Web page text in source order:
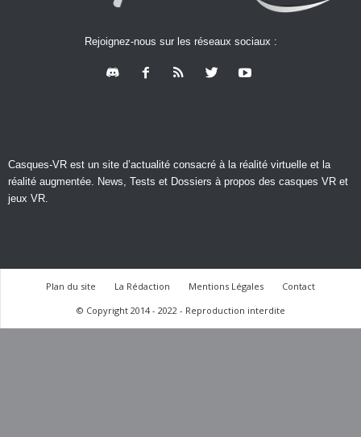
Rejoignez-nous sur les réseaux sociaux :
Casques-VR est un site d’actualité consacré à la réalité virtuelle et la
réalité augmentée. News, Tests et Dossiers à propos des casques VR et
jeux VR.
Plan du site La Rédaction Mentions Légales
Contact
© Copyright 2014 - 2022 - Reproduction interdite